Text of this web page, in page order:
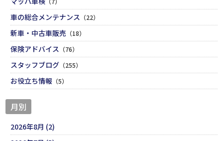
車の総合メンテナンス （22）
新車・中古車販売 （18）
保険アドバイス （76）
スタッフブログ （255）
お役立ち情報 （5）
月別
2026年8月 (2)